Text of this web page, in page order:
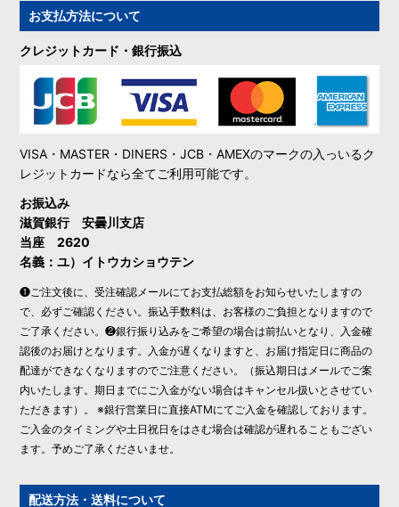
お支払方法について
クレジットカード・銀行振込
VISA・MASTER・DINERS・JCB・AMEXのマークの入っいるク
レジットカードなら全てご利用可能です。
お振込み
滋賀銀行 安曇川支店
当座 2620
名義：ユ）イトウカショウテン
❶ご注文後に、受注確認メールにてお支払総額をお知らせいたしますの
で、必ずご確認ください。振込手数料は、お客様のご負担となりますので
ご了承ください。❷銀行振り込みをご希望の場合は前払いとなり、入金確
認後のお届けとなります。入金が遅くなりますと、お届け指定日に商品の
配達ができなくなりますのでご注意ください。（振込期日はメールでご案
内いたします。期日までにご入金がない場合はキャンセル扱いとさせてい
ただきます）。 ※銀行営業日に直接ATMにてご入金を確認しております。
ご入金のタイミングや土日祝日をはさむ場合は確認が遅れることもござい
ます。予めご了承くださいませ。
配送方法・送料について